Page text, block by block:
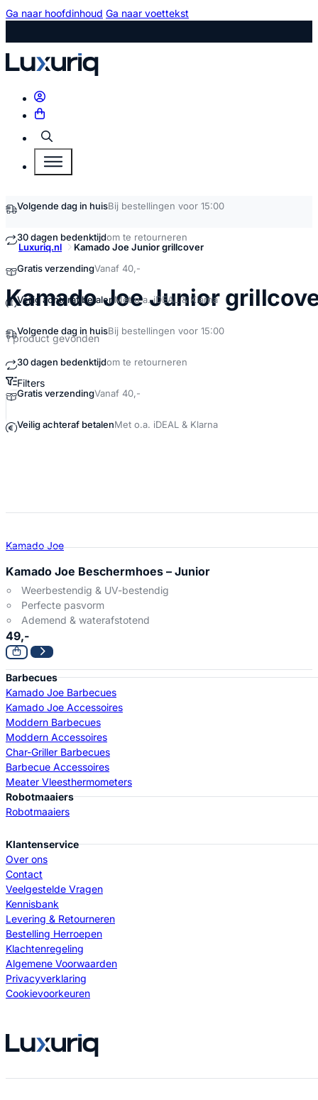
Ga naar hoofdinhoud Ga naar voettekst
Zoeken
Volgende dag in huisBij bestellingen voor 15:00
30 dagen bedenktijdom te retourneren
Gratis verzendingVanaf 40,-
Veilig achteraf betalen Met o.a. iDEAL & Klarna
Volgende dag in huisBij bestellingen voor 15:00
30 dagen bedenktijdom te retourneren
Gratis verzendingVanaf 40,-
Veilig achteraf betalenMet o.a. iDEAL & Klarna
Luxuriq.nl Kamado Joe Junior grillcover
Kamado Joe Junior
1 product gevonden
Filters
Kamado Joe Junior grillcover
Kamado Joe
Kamado Joe Beschermhoes – Junior
Weerbestendig & UV-bestendig
Perfecte pasvorm
Ademend & waterafstotend
49,-
Barbecues
Kamado Joe Barbecues
Kamado Joe Accessoires
Moddern Barbecues
Moddern Accessoires
Char-Griller Barbecues
Barbecue Accessoires
Meater Vleesthermometers
Robotmaaiers
Robotmaaiers
Klantenservice
Over ons
Contact
Veelgestelde Vragen
Kennisbank
Levering & Retourneren
Bestelling Herroepen
Klachtenregeling
Algemene Voorwaarden
Privacyverklaring
Cookievoorkeuren